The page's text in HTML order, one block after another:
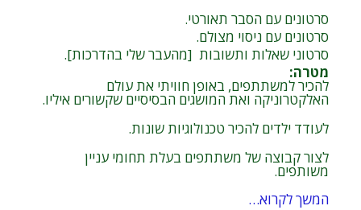
סרטונים עם הסבר תאורטי.
סרטונים עם ניסוי מצולם.
סרטוני שאלות ותשובות [מהעבר שלי בהדרכות].
מטרה:
להכיר למשתתפים, באופן חוויתי את עולם
האלקטרוניקה ואת המושגים הבסיסיים שקשורים איליו.
לעודד ילדים להכיר טכנולוגיות שונות.
לצור קבוצה של משתתפים בעלת תחומי עניין
משותפים.
המשך לקרוא…